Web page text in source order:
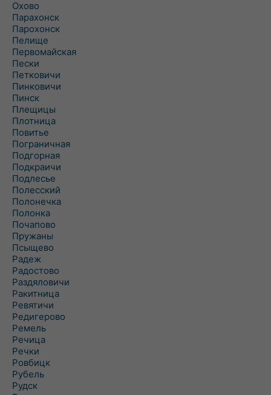
Охово
Парахонск
Парохонск
Пелище
Первомайская
Пески
Петковичи
Пинковичи
Пинск
Плещицы
Плотница
Повитье
Пограничная
Подгорная
Подкраичи
Подлесье
Полесский
Полонечка
Полонка
Почапово
Пружаны
Псыщево
Радеж
Радостово
Раздяловичи
Ракитница
Ревятичи
Редигерово
Ремель
Речица
Речки
Ровбицк
Рубель
Рудск